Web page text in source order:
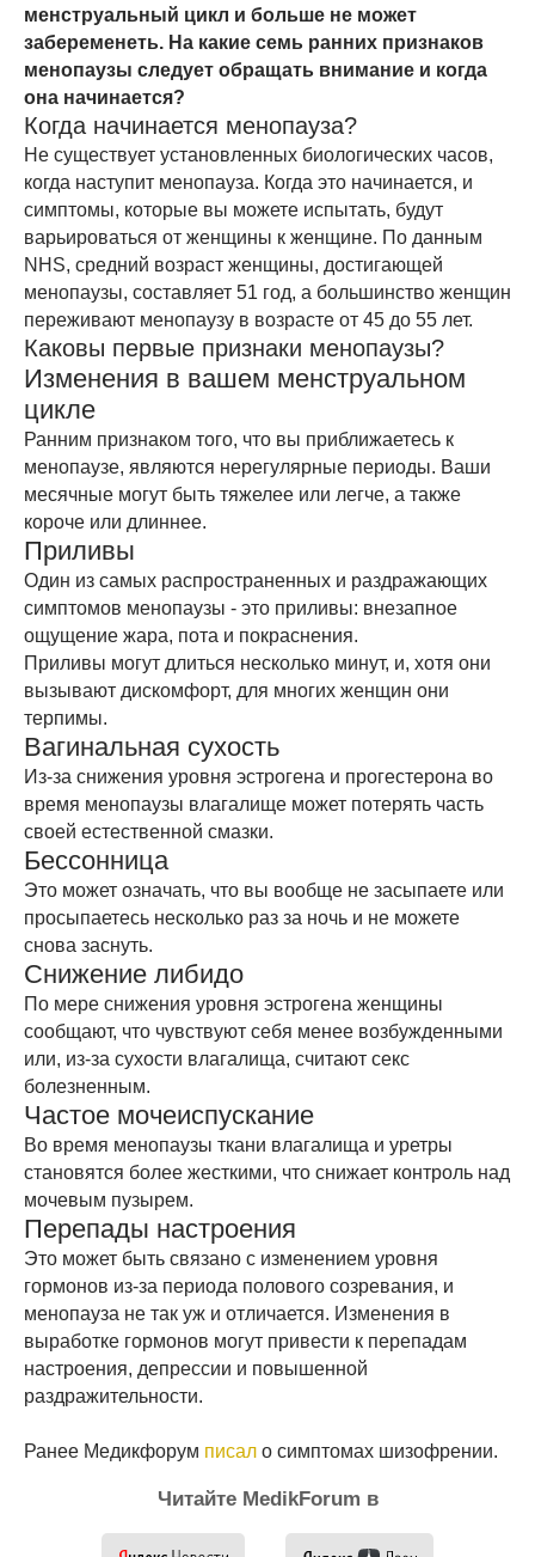
менструальный цикл и больше не может
забеременеть. На какие семь ранних признаков
менопаузы следует обращать внимание и когда
она начинается?
Когда начинается менопауза?
Не существует установленных биологических часов,
когда наступит менопауза. Когда это начинается, и
симптомы, которые вы можете испытать, будут
варьироваться от женщины к женщине. По данным
NHS, средний возраст женщины, достигающей
менопаузы, составляет 51 год, а большинство женщин
переживают менопаузу в возрасте от 45 до 55 лет.
Каковы первые признаки менопаузы?
Изменения в вашем менструальном
цикле
Ранним признаком того, что вы приближаетесь к
менопаузе, являются нерегулярные периоды. Ваши
месячные могут быть тяжелее или легче, а также
короче или длиннее.
Приливы
Один из самых распространенных и раздражающих
симптомов менопаузы - это приливы: внезапное
ощущение жара, пота и покраснения.
Приливы могут длиться несколько минут, и, хотя они
вызывают дискомфорт, для многих женщин они
терпимы.
Вагинальная сухость
Из-за снижения уровня эстрогена и прогестерона во
время менопаузы влагалище может потерять часть
своей естественной смазки.
Бессонница
Это может означать, что вы вообще не засыпаете или
просыпаетесь несколько раз за ночь и не можете
снова заснуть.
Снижение либидо
По мере снижения уровня эстрогена женщины
сообщают, что чувствуют себя менее возбужденными
или, из-за сухости влагалища, считают секс
болезненным.
Частое мочеиспускание
Во время менопаузы ткани влагалища и уретры
становятся более жесткими, что снижает контроль над
мочевым пузырем.
Перепады настроения
Это может быть связано с изменением уровня
гормонов из-за периода полового созревания, и
менопауза не так уж и отличается. Изменения в
выработке гормонов могут привести к перепадам
настроения, депрессии и повышенной
раздражительности.
Ранее Медикфорум писал о симптомах шизофрении.
Читайте MedikForum в